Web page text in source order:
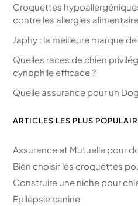
Croquettes
contre les allergies
Japhy : la meilleure marque
Quelles races de chien
cynophile efficace ?
Quelle assurance pour un
ARTICLES LES PLUS
Assurance et Mutuelle pour
Bien choisir les croquettes
Construire une niche pour
Epilepsie canine